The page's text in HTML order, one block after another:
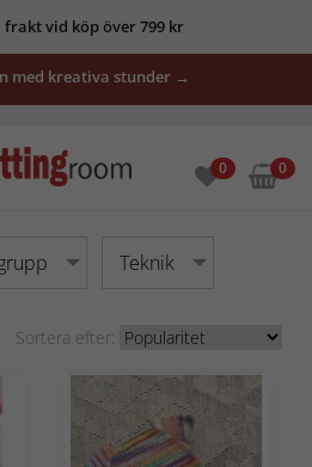
erbjudanden här
med kreativa stunder →
0 0
Teknik
Sortera efter: